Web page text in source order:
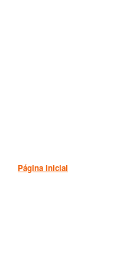
Página inicial